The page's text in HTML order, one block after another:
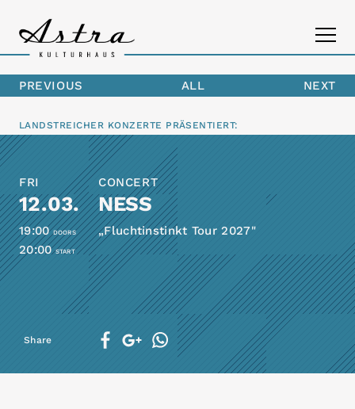
PROGRAM
THE ASTRA
CONTACT
PREVIOUS ALL NEXT
LANDSTREICHER KONZERTE PRÄSENTIERT:
FRI
12.03.
DOORS
19:00
START
20:00
CONCERT
NESS
„Fluchtinstinkt Tour 2027"
Share